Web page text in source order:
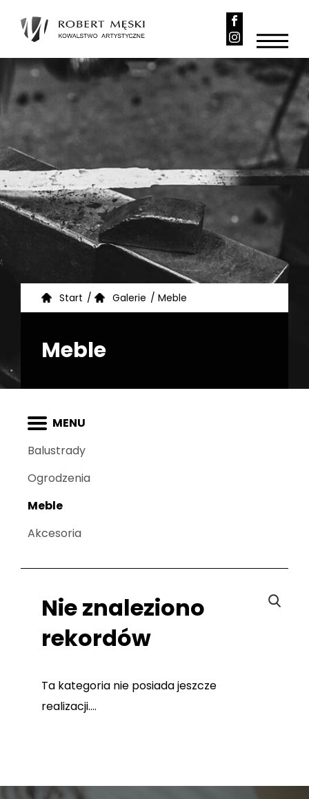
Start / Galerie / Meble
Meble
Balustrady
Ogrodzenia
Meble
Akcesoria
Nie znaleziono
rekordów
Ta kategoria nie posiada jeszcze
realizacji....